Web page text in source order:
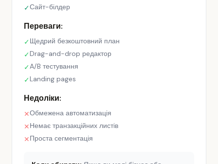
✓Сайт-білдер
Переваги:
✓Щедрий безкоштовний план
✓Drag-and-drop редактор
✓A/B тестування
✓Landing pages
Недоліки:
✕Обмежена автоматизація
✕Немає транзакційних листів
✕Проста сегментація